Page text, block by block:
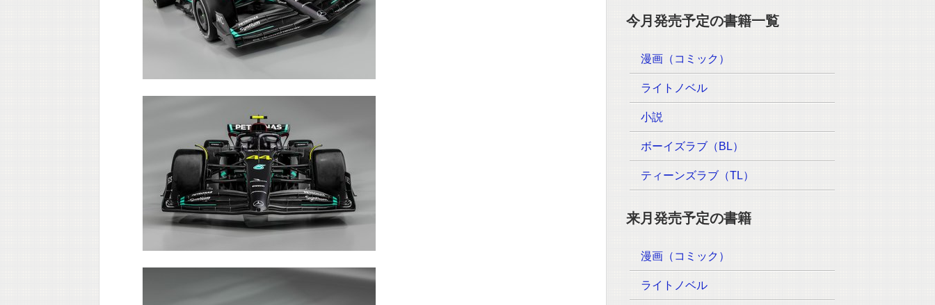
今月発売予定の書籍一覧
漫画（コミック）
ライトノベル
小説
ボーイズラブ（BL）
ティーンズラブ（TL）
来月発売予定の書籍
漫画（コミック）
ライトノベル